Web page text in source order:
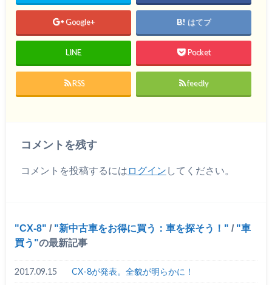
Google+ はてブ
LINE Pocket
RSS feedly
コメントを残す
コメントを投稿するには ログイン してください。
CX-8 / 新中古車をお得に買う：車を探そう！ /
車
買う
の最新記事
2017.09.15 CX-8が発表。全貌が明らかに！